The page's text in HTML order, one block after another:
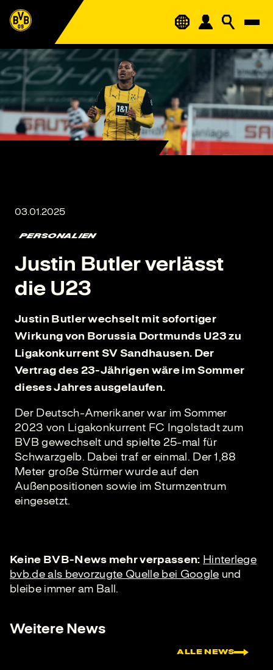
PERSONALIEN
Justin Butler verlässt
die U23
Justin Butler wechselt mit sofortiger
Wirkung von Borussia Dortmunds U23 zu
Ligakonkurrent SV Sandhausen. Der
Vertrag des 23-Jährigen wäre im Sommer
dieses Jahres ausgelaufen.
Der Deutsch-Amerikaner war im Sommer
2023 von Ligakonkurrent FC Ingolstadt zum
BVB gewechselt und spielte 25-mal für
Schwarzgelb. Dabei traf er einmal. Der 1,88
Meter große Stürmer wurde auf den
Außenpositionen sowie im Sturmzentrum
eingesetzt.
Keine BVB-News mehr verpassen: Hinterlege
bvb.de als bevorzugte Quelle bei Google und
bleibe immer am Ball.
Weitere News
ALLE NEWS